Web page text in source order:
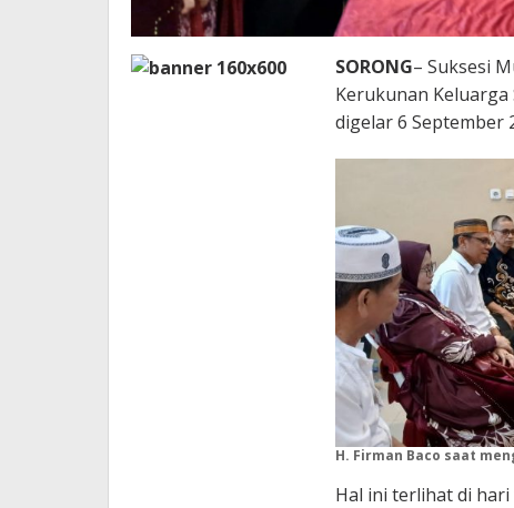
SORONG– Suksesi
Kerukunan Keluarga
digelar 6 September
H. Firman Baco saat
Hal ini terlihat di